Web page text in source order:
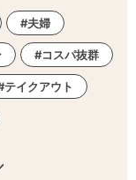
夫婦
コスパ抜群
テイクアウト